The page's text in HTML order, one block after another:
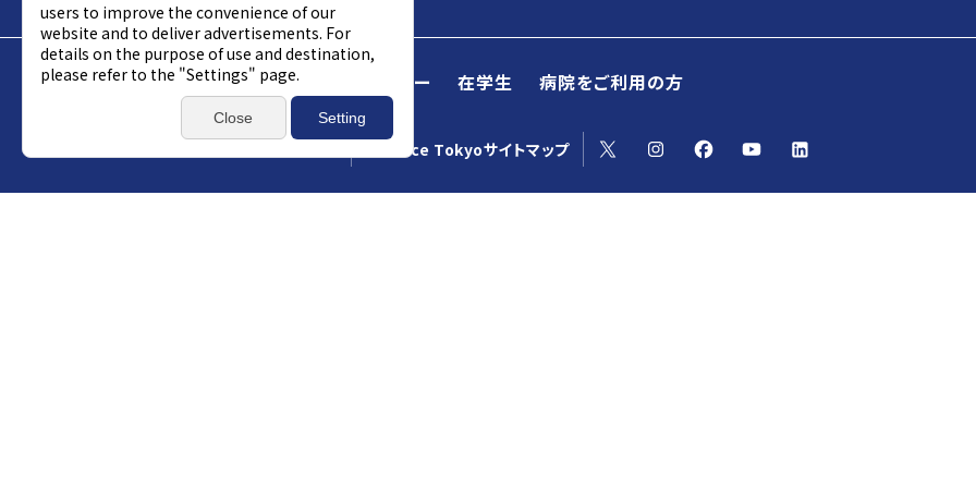
Science Tokyo 受験生 企業パートナー 在学生 病院をご利用の方
Science Tokyoサイトマップ